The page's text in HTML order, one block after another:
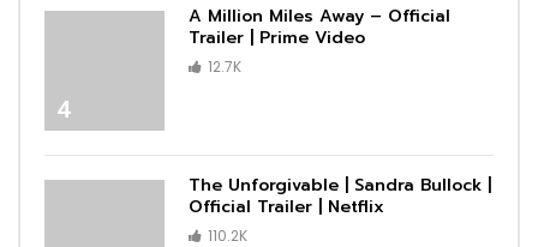
4
A Million Miles Away – Official
Trailer | Prime Video
12.7K
The Unforgivable | Sandra Bullock |
Official Trailer | Netflix
110.2K